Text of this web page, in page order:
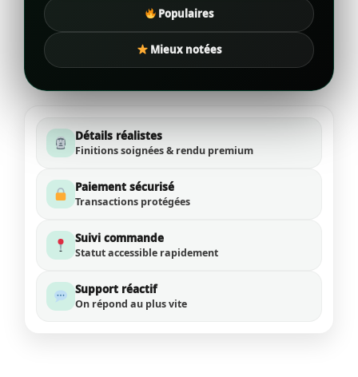
Populaires
Mieux notées
Détails réalistes
Finitions soignées & rendu premium
Paiement sécurisé
Transactions protégées
Suivi commande
Statut accessible rapidement
Support réactif
On répond au plus vite